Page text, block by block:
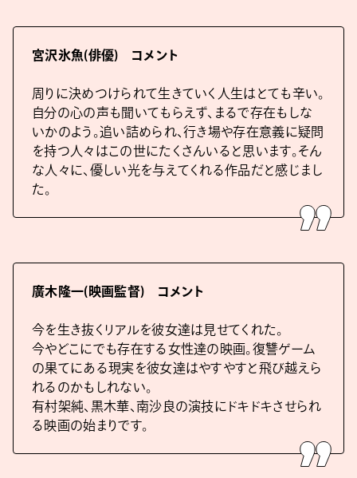
宮沢氷魚(俳優) コメント
周りに決めつけられて生きていく人生はとても辛い。
自分の心の声も聞いてもらえず、まるで存在もしな
いかのよう。追い詰められ、行き場や存在意義に疑問
を持つ人々はこの世にたくさんいると思います。そん
な人々に、優しい光を与えてくれる作品だと感じまし
た。
廣木隆一(映画監督) コメント
今を生き抜くリアルを彼女達は見せてくれた。
今やどこにでも存在する女性達の映画。復讐ゲーム
の果てにある現実を彼女達はやすやすと飛び越えら
れるのかもしれない。
有村架純、黒木華、南沙良の演技にドキドキさせられ
る映画の始まりです。